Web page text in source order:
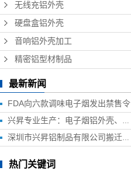
无线充铝外壳
硬盘盒铝外壳
音响铝外壳加工
精密铝型材制品
最新新闻
FDA向六款调味电子烟发出禁售令
兴昇专业生产：电子烟铝外壳、电子烟外壳、HUB铝外壳、移动电源外壳、无线充铝外壳等铝制品外壳
深圳市兴昇铝制品有限公司搬迁联络函
热门关键词